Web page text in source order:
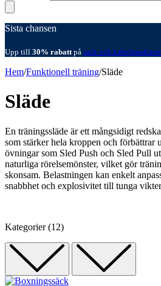
Sista chansen
Upp till 30% rabattpå rack och
Hem/Funktionell träning/Släde
Släde
En träningssläde är ett mångsidigt
som stärker hela kroppen och förbättrar
övningar som Sled Push och Sled Pull
naturliga rörelsemönster, vilket gör
skonsam. Belastningen kan enkelt
snabbhet och explosivitet till tunga
Kategorier (12)